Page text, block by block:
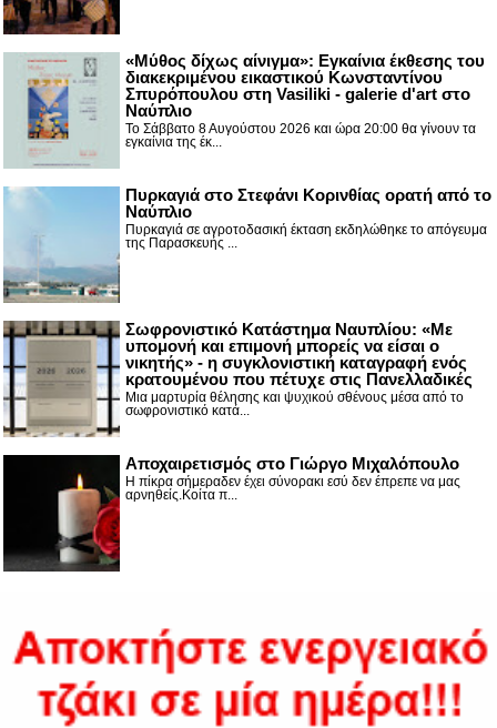
«Μύθος δίχως αίνιγμα»: Εγκαίνια έκθεσης του
διακεκριμένου εικαστικού Κωνσταντίνου
Σπυρόπουλου στη Vasiliki - galerie d'art στο
Ναύπλιο
Το Σάββατο 8 Αυγούστου 2026 και ώρα 20:00 θα γίνουν τα
εγκαίνια της έκ...
Πυρκαγιά στο Στεφάνι Κορινθίας ορατή από το
Ναύπλιο
Πυρκαγιά σε αγροτοδασική έκταση εκδηλώθηκε το απόγευμα
της Παρασκευής ...
Σωφρονιστικό Κατάστημα Ναυπλίου: «Με
υπομονή και επιμονή μπορείς να είσαι ο
νικητής» - η συγκλονιστική καταγραφή ενός
κρατουμένου που πέτυχε στις Πανελλαδικές
Μια μαρτυρία θέλησης και ψυχικού σθένους μέσα από το
σωφρονιστικό κατά...
Αποχαιρετισμός στο Γιώργο Μιχαλόπουλο
Η πίκρα σήμεραδεν έχει σύνορακι εσύ δεν έπρεπε να μας
αρνηθείς.Κοίτα π...